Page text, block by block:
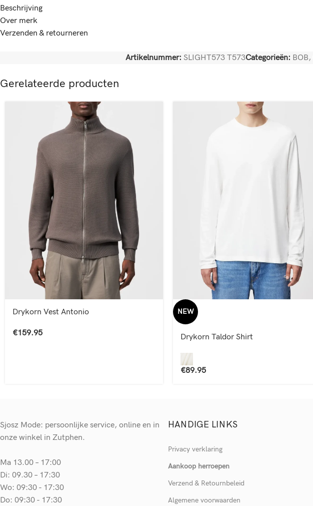
Beschrijving
Over merk
Verzenden & retourneren
Artikelnummer: SLIGHT573 T573Categorieën: BOB,
Gerelateerde producten
Drykorn Vest Antonio
€159.95
NEW
Drykorn Taldor Shirt
€89.95
Sjosz Mode: persoonlijke service, online en in
onze winkel in Zutphen.
Ma 13.00 – 17:00
Di: 09.30 – 17:30
Wo: 09:30 - 17:30
Do: 09:30 - 17:30
HANDIGE LINKS
Privacy verklaring
Aankoop herroepen
Verzend & Retournbeleid
Algemene voorwaarden